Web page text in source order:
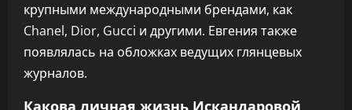
крупными международными брендами, как
Chanel, Dior, Gucci и другими. Евгения также
появлялась на обложках ведущих глянцевых
журналов.
Какова личная жизнь Искандаровой